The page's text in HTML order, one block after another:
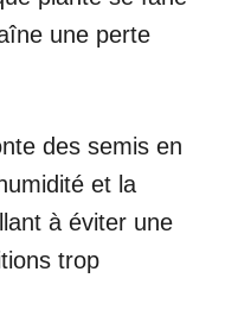
une perte
des semis en
et la
à éviter une
trop